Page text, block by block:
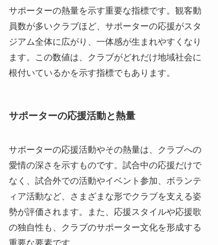
サポーターの熱量を示す重要な指標です。観客動
員数が多いクラブほど、サポーターの応援がスタ
ジアム全体に広がり、一体感が生まれやすくなり
ます。この数値は、クラブがどれだけ地域社会に
根付いているかを示す指標でもあります。
サポーターの応援活動と熱量
サポーターの応援活動やその熱量は、クラブへの
愛情の深さを示すものです。試合中の応援だけで
なく、試合外での活動やイベント参加、ボランテ
ィア活動など、さまざまな形でクラブを支える姿
勢が評価されます。また、応援スタイルや応援歌
の独自性も、クラブのサポーター文化を形成する
重要な要素です。